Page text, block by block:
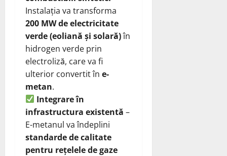
Instalația va transforma
200 MW de electricitate
verde (eoliană și solară)în
hidrogen verde prin
electroliză, care va fi
ulterior convertit în e-
metan.
Integrare în
infrastructura existentă –
E-metanul va îndeplini
standarde de calitate
pentru rețelele de gaze